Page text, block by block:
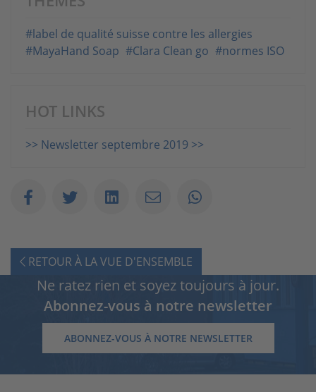
#label de qualité suisse contre les allergies
#MayaHand Soap #Clara Clean go #normes ISO
HOT LINKS
>> Newsletter septembre 2019 >>
RETOUR À LA VUE D'ENSEMBLE
Ne ratez rien et soyez toujours à jour.
Abonnez-vous à notre newsletter
ABONNEZ-VOUS À NOTRE NEWSLETTER